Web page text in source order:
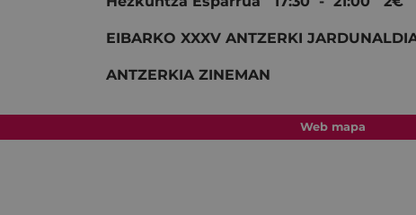
EIBARKO XXXV ANTZERKI
ANTZERKIA ZINEMAN
Web mapa